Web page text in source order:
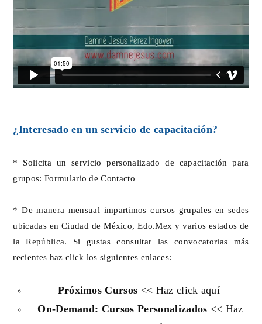
¿Interesado en un servicio de capacitación?
* Solicita un servicio personalizado de capacitación para
grupos: Formulario de Contacto
* De manera mensual impartimos cursos grupales en sedes
ubicadas en Ciudad de México, Edo.Mex y varios estados de
la República. Si gustas consultar las convocatorias más
recientes haz click los siguientes enlaces:
Próximos Cursos << Haz click aquí
On-Demand: Cursos Personalizados << Haz